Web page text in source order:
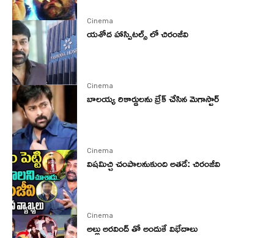
Cinema
యశోద హాస్పిటల్స్ లో చిరంజీవి
Cinema
బాలయ్య రికార్డులను బ్రేక్ చేసిన మెగాస్టార్
Cinema
విషమిచ్చి చంపాలనుకుంది అతడే: చిరంజీవి
Cinema
అల్లు అరవింద్ తో అందుకే విభేదాలు